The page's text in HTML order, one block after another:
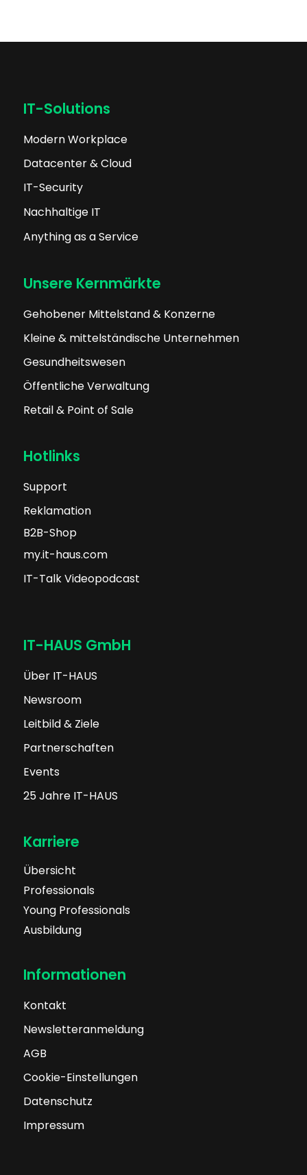
IT-Solutions
Modern Workplace
Datacenter & Cloud
IT-Security
Nachhaltige IT
Anything as a Service
Unsere Kernmärkte
Gehobener Mittelstand & Konzerne
Kleine & mittelständische Unternehmen
Gesundheitswesen
Öffentliche Verwaltung
Retail & Point of Sale
Hotlinks
Support
Reklamation
B2B-Shop
my.it-haus.com
IT-Talk Videopodcast
IT-HAUS GmbH
Über IT-HAUS
Newsroom
Leitbild & Ziele
Partnerschaften
Events
25 Jahre IT-HAUS
Karriere
Übersicht
Professionals
Young Professionals
Ausbildung
Informationen
Kontakt
Newsletteranmeldung
AGB
Cookie-Einstellungen
Datenschutz
Impressum